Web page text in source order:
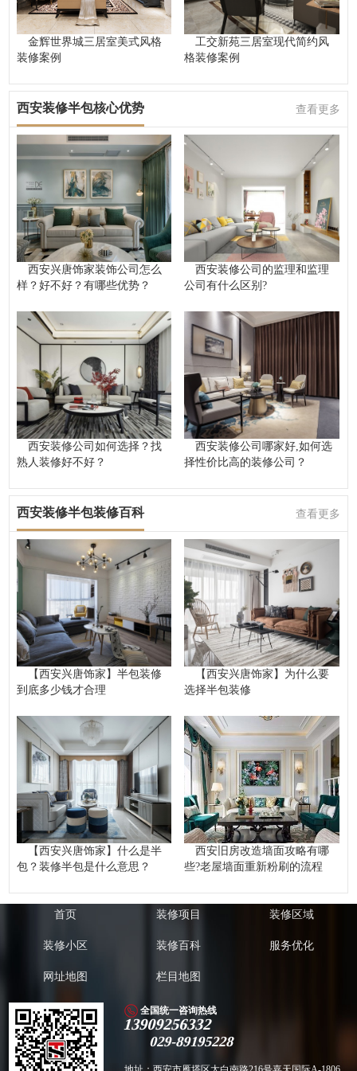
金辉世界城三居室美式风格
装修案例
工交新苑三居室现代简约风
格装修案例
西安装修半包核心优势 查看更多
西安兴唐饰家装饰公司怎么
样？好不好？有哪些优势？
西安装修公司的监理和监理
公司有什么区别?
西安装修公司如何选择？找
熟人装修好不好？
西安装修公司哪家好,如何选
择性价比高的装修公司？
西安装修半包装修百科 查看更多
【西安兴唐饰家】半包装修
到底多少钱才合理
【西安兴唐饰家】为什么要
选择半包装修
【西安兴唐饰家】什么是半
包？装修半包是什么意思？
西安旧房改造墙面攻略有哪
些?老屋墙面重新粉刷的流程
首页 装修项目 装修区域
装修小区 装修百科 服务优化
网址地图 栏目地图
全国统一咨询热线
13909256332
029-89195228